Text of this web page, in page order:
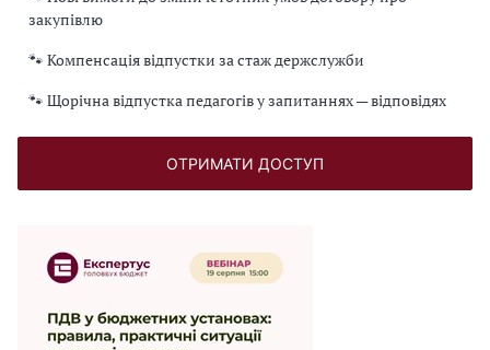
закупівлю
🐾 Компенсація відпустки за стаж держслужби
🐾 Щорічна відпустка педагогів у запитаннях — відповідях
ОТРИМАТИ ДОСТУП